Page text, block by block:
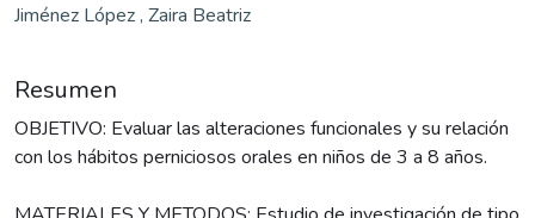
Jiménez López , Zaira Beatriz
Resumen
OBJETIVO: Evaluar las alteraciones funcionales y su relación
con los hábitos perniciosos orales en niños de 3 a 8 años.